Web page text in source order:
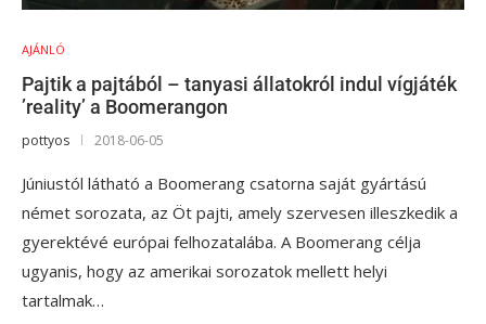
AJÁNLÓ
Pajtik a pajtából – tanyasi állatokról indul vígjáték
’reality’ a Boomerangon
pottyos 2018-06-05
Júniustól látható a Boomerang csatorna saját gyártású
német sorozata, az Öt pajti, amely szervesen illeszkedik a
gyerektévé európai felhozatalába. A Boomerang célja
ugyanis, hogy az amerikai sorozatok mellett helyi
tartalmak…